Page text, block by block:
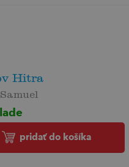
Hitra
pridať do košíka